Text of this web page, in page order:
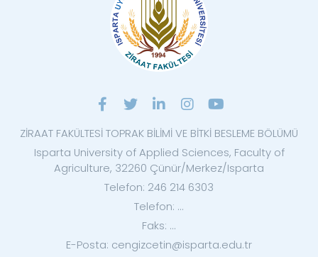
ZİRAAT FAKÜLTESİ TOPRAK BİLİMİ VE BİTKİ BESLEME BÖLÜMÜ
Isparta University of Applied Sciences, Faculty of
Agriculture, 32260 Çünür/Merkez/Isparta
Telefon: 246 214 6303
Telefon: ...
Faks: ...
E-Posta: cengizcetin@isparta.edu.tr